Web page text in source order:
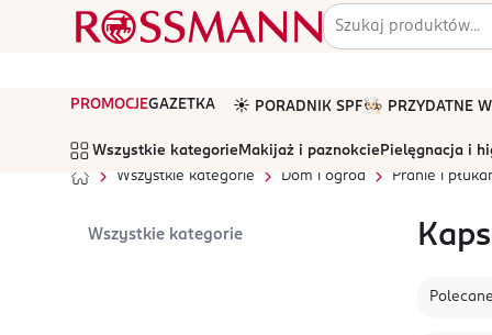
PROMOCJEGAZETKA ☀️ PORADNIK SPF🧑🏻‍🍳 PRZYDATNE
Wszystkie kategorie Makijaż i paznokcie Pielęgnacja i
Wszystkie kategorie
Dom i ogród Pranie i
Wszystkie kategorie
Polecane